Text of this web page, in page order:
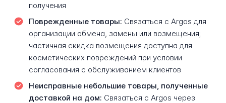
получения
Поврежденные товары: Связаться с Argos для
организации обмена, замены или возмещения;
частичная скидка возмещения доступна для
косметических повреждений при условии
согласования с обслуживанием клиентов
Неисправные небольшие товары, полученные
доставкой на дом: Связаться с Argos через